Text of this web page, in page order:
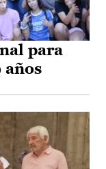
para
años